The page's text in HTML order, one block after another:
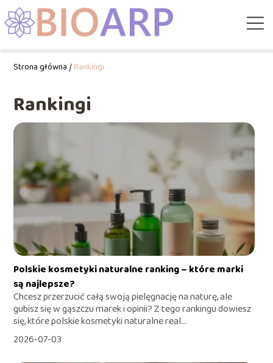
Strona główna/Rankingi
Rankingi
Polskie kosmetyki naturalne ranking – które marki
są najlepsze?
Chcesz przerzucić całą swoją pielęgnację na naturę, ale
gubisz się w gąszczu marek i opinii? Z tego rankingu dowiesz
się, które polskie kosmetyki naturalne real...
2026-07-03